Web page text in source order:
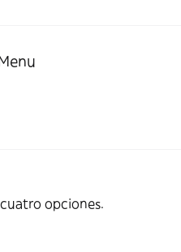
opciones.